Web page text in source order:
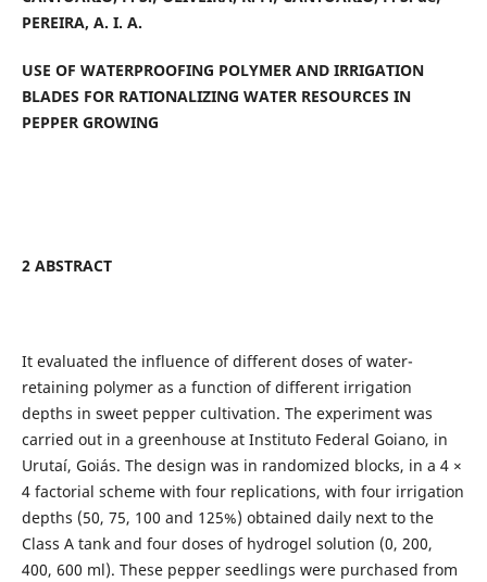
PEREIRA, A. I. A.
USE OF WATERPROOFING POLYMER AND IRRIGATION
BLADES FOR RATIONALIZING WATER RESOURCES IN
PEPPER GROWING
2 ABSTRACT
It evaluated the influence of different doses of water-
retaining polymer as a function of different irrigation
depths in sweet pepper cultivation. The experiment was
carried out in a greenhouse at Instituto Federal Goiano, in
Urutaí, Goiás. The design was in randomized blocks, in a 4 ×
4 factorial scheme with four replications, with four irrigation
depths (50, 75, 100 and 125%) obtained daily next to the
Class A tank and four doses of hydrogel solution (0, 200,
400, 600 ml). These pepper seedlings were purchased from